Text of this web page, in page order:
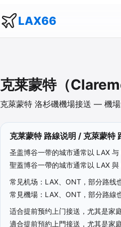
LAX66
克莱蒙特（
克萊蒙特 洛杉磯機場接送 — 機
克莱蒙特路線说明 / 克萊蒙特
圣盖博谷一带的城市通常以 LAX
聖蓋博谷一帶的城市通常以 LAX
常见机场：LAX、ONT，部分路线
常見機場：LAX、ONT，部分路線
适合提前预约上门接送，尤其是家
適合提前預約上門接送，尤其是家